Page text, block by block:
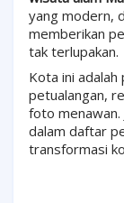
yang modern,
memberikan
tak terlupakan.
Kota ini
petualangan,
foto menawan.
dalam daftar
transformasi